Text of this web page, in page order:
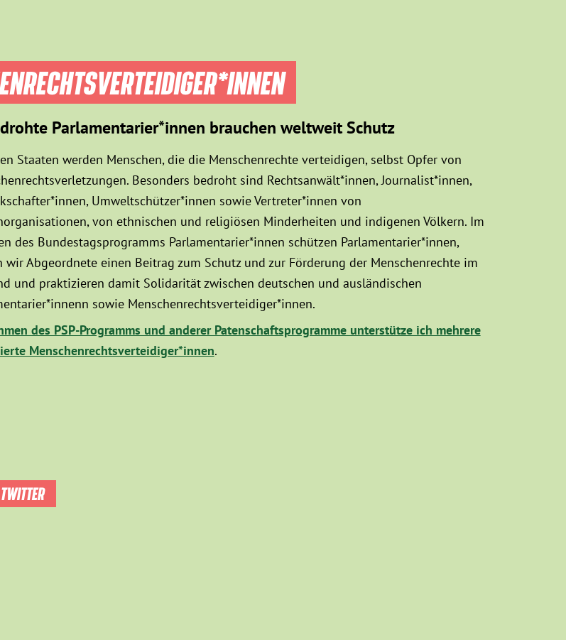
Parlamentarier*innen brauchen weltweit Schutz
Staaten werden Menschen, die die Menschenrechte verteidigen, selbst Opfer von
Besonders bedroht sind Rechtsanwält*innen, Journalist*innen,
Umweltschützer*innen sowie Vertreter*innen von
von ethnischen und religiösen Minderheiten und indigenen Völkern. Im
des Bundestagsprogramms Parlamentarier*innen schützen Parlamentarier*innen,
wir Abgeordnete einen Beitrag zum Schutz und zur Förderung der Menschenrechte im
und praktizieren damit Solidarität zwischen deutschen und ausländischen
sowie Menschenrechtsverteidiger*innen.
des PSP-Programms und anderer Patenschaftsprogramme unterstütze ich mehrere
Menschenrechtsverteidiger*innen.
TWITTER